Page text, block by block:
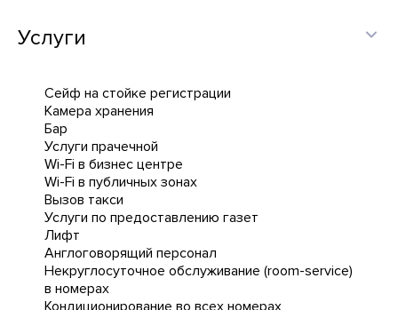
Услуги
Сейф на стойке регистрации
Камера хранения
Бар
Услуги прачечной
Wi-Fi в бизнес центре
Wi-Fi в публичных зонах
Вызов такси
Услуги по предоставлению газет
Лифт
Англоговорящий персонал
Некруглосуточное обслуживание (room-service)
в номерах
Кондиционирование во всех номерах